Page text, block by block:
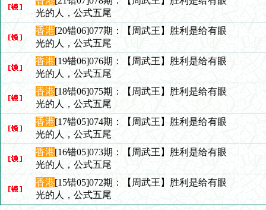
光的人，公式五尾
香港[20错06]077期：【周武王】胜利是给有眼
光的人，公式五尾
香港[19错06]076期：【周武王】胜利是给有眼
光的人，公式五尾
香港[18错06]075期：【周武王】胜利是给有眼
光的人，公式五尾
香港[17错05]074期：【周武王】胜利是给有眼
光的人，公式五尾
香港[16错05]073期：【周武王】胜利是给有眼
光的人，公式五尾
香港[15错05]072期：【周武王】胜利是给有眼
光的人，公式五尾